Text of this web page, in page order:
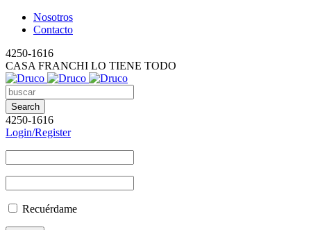
Nosotros
Contacto
4250-1616
CASA FRANCHI LO TIENE TODO
4250-1616
Login/Register
Recuérdame